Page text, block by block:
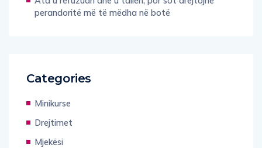
perandoritë më të mëdha në botë
Categories
Minikurse
Drejtimet
Mjekësi